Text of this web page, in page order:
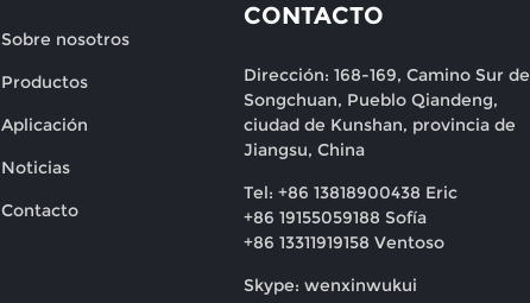
Sobre nosotros
Productos
Aplicación
Noticias
Contacto
CONTACTO
Dirección: 168-169, Camino Sur de
Songchuan, Pueblo Qiandeng,
ciudad de Kunshan, provincia de
Jiangsu, China
Tel: +86 13818900438 Eric
+86 19155059188 Sofía
+86 13311919158 Ventoso
Skype: wenxinwukui